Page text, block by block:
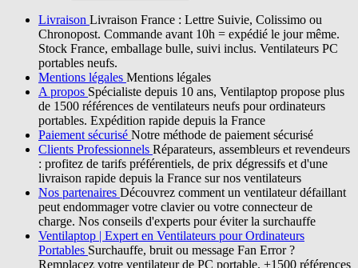
Livraison Livraison France : Lettre Suivie, Colissimo ou
Chronopost. Commande avant 10h = expédié le jour même.
Stock France, emballage bulle, suivi inclus. Ventilateurs PC
portables neufs.
Mentions légales Mentions légales
A propos Spécialiste depuis 10 ans, Ventilaptop propose plus
de 1500 références de ventilateurs neufs pour ordinateurs
portables. Expédition rapide depuis la France
Paiement sécurisé Notre méthode de paiement sécurisé
Clients Professionnels Réparateurs, assembleurs et revendeurs
: profitez de tarifs préférentiels, de prix dégressifs et d'une
livraison rapide depuis la France sur nos ventilateurs
Nos partenaires Découvrez comment un ventilateur défaillant
peut endommager votre clavier ou votre connecteur de
charge. Nos conseils d'experts pour éviter la surchauffe
Ventilaptop | Expert en Ventilateurs pour Ordinateurs
Portables Surchauffe, bruit ou message Fan Error ?
Remplacez votre ventilateur de PC portable. +1500 références